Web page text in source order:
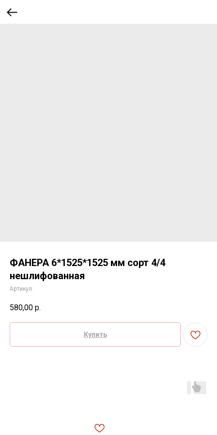
ФАНЕРА 6*1525*1525 мм сорт 4/4
нешлифованная
Артикул:
580,00 р.
Купить